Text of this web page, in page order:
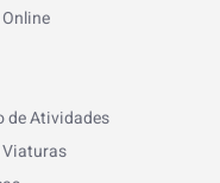
de Atividades
Viaturas